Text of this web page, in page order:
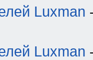
Luxman
Luxman